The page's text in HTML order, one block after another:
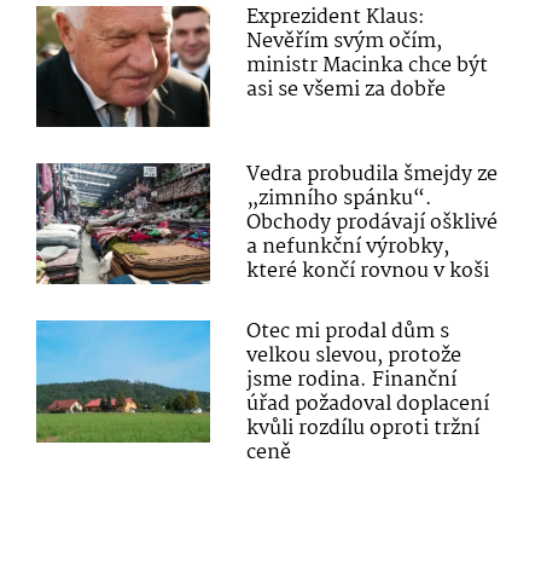
Exprezident Klaus:
Nevěřím svým očím,
ministr Macinka chce být
asi se všemi za dobře
Vedra probudila šmejdy ze
„zimního spánku“.
Obchody prodávají ošklivé
a nefunkční výrobky,
které končí rovnou v koši
Otec mi prodal dům s
velkou slevou, protože
jsme rodina. Finanční
úřad požadoval doplacení
kvůli rozdílu oproti tržní
ceně